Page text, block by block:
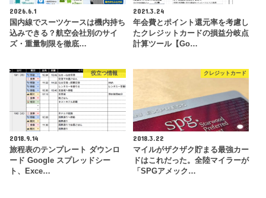
2026.6.1
国内線でスーツケースは機内持ち
込みできる？航空会社別のサイ
ズ・重量制限を徹底…
2021.3.24
年会費とポイント還元率を考慮し
たクレジットカードの損益分岐点
計算ツール【Go…
役立つ情報
2018.9.14
旅程表のテンプレート ダウンロ
ード Google スプレッドシー
ト、Exce…
クレジットカード
2018.3.22
マイルがザクザク貯まる最強カー
ドはこれだった。全陸マイラーが
「SPGアメック…